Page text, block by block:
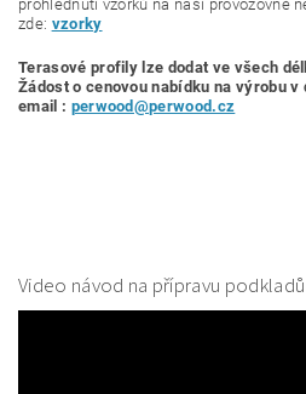
prohlédnutí vzorků na naší provozovně
zde: vzorky
Terasové profily lze dodat ve všech
Žádost o cenovou nabídku na výrobu v
email : perwood@perwood.cz
Video návod na přípravu